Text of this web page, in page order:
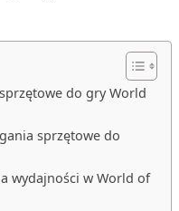
do gry World
sprzętowe do
wydajności w World of